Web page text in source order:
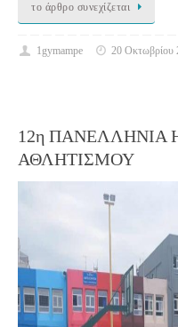
το άρθρο συνεχίζεται
1gymampe 20 Οκτωβρίου
12η ΠΑΝΕΛΛΗΝΙΑ
ΑΘΛΗΤΙΣΜΟΥ